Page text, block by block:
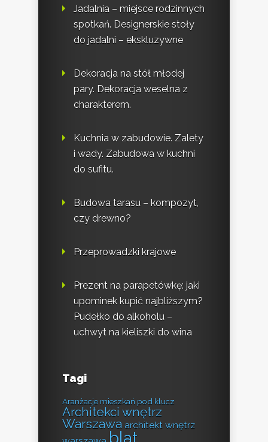
Jadalnia – miejsce rodzinnych
spotkań. Designerskie stoły
do jadalni – ekskluzywne
Dekoracja na stół młodej
pary. Dekoracja weselna z
charakterem.
Kuchnia w zabudowie. Zalety
i wady. Zabudowa w kuchni
do sufitu.
Budowa tarasu – kompozyt,
czy drewno?
Przeprowadzki krajowe
Prezent na parapetówkę: jaki
upominek kupić najbliższym?
Pudełko do alkoholu –
uchwyt na kieliszki do wina
Tagi
Aranżacje mieszkań pod klucz
Architekci wnętrz
Warszawa architekt wnętrz